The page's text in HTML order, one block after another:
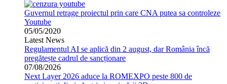
Guvernul retrage proiectul prin care CNA putea sa controleze
Youtube
05/05/2020
Latest News
Regulamentul AI se aplică din 2 august, dar România încă
pregătește cadrul de sancționare
07/08/2026
Next Layer 2026 aduce la ROMEXPO peste 800 de